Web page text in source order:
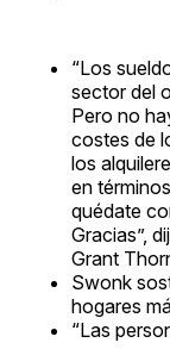
“Los
sector del
Pero no
costes de
los
en
quédate
Gracias”,
Grant
Swonk
hogares
“Las